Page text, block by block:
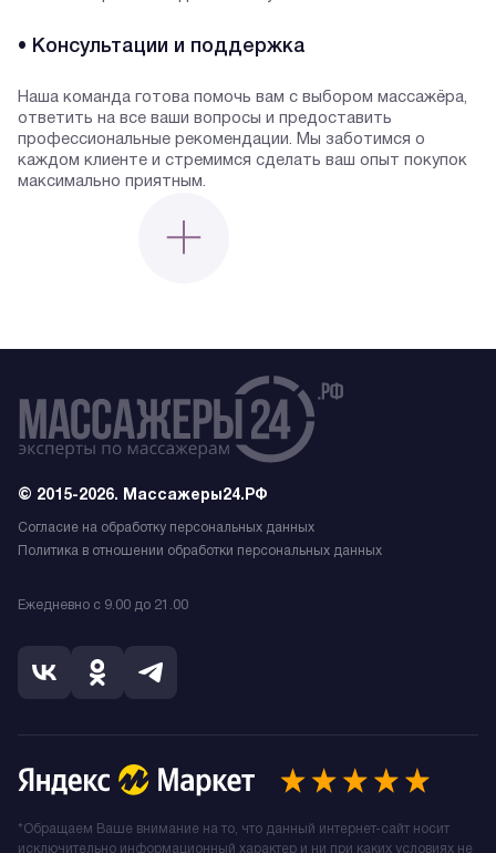
• Консультации и поддержка
Наша команда готова помочь вам с выбором массажёра,
ответить на все ваши вопросы и предоставить
профессиональные рекомендации. Мы заботимся о
каждом клиенте и стремимся сделать ваш опыт покупок
максимально приятным.
© 2015-2026. Массажеры24.РФ
Согласие на обработку персональных данных
Политика в отношении обработки персональных данных
Ежедневно с 9.00 до 21.00
*Обращаем Ваше внимание на то, что данный интернет-сайт носит
исключительно информационный характер и ни при каких условиях не